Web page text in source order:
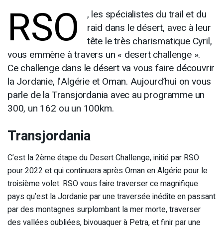
RSO
, les spécialistes du trail et du
raid dans le désert, avec à leur
tête le très charismatique Cyril,
vous emmène à travers un « desert challenge ».
Ce challenge dans le désert va vous faire découvrir
la Jordanie, l’Algérie et Oman. Aujourd’hui on vous
parle de la Transjordania avec au programme un
300, un 162 ou un 100km.
Transjordania
C’est la 2ème étape du Desert Challenge, initié par RSO
pour 2022 et qui continuera après Oman en Algérie pour le
troisième volet. RSO vous faire traverser ce magnifique
pays qu’est la Jordanie par une traversée inédite en passant
par des montagnes surplombant la mer morte, traverser
des vallées oubliées, bivouaquer à Petra, et finir par une